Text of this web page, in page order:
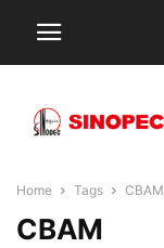
Home Tags CBAM
CBAM